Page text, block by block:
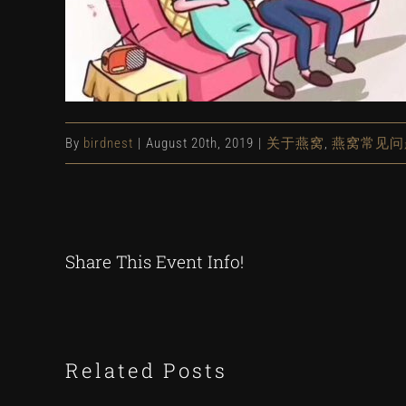
By birdnest | August 20th, 2019 | 关于燕窝, 燕窝常见
Share This Event Info!
Related Posts